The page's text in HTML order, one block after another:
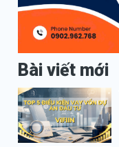
Bài viết mới